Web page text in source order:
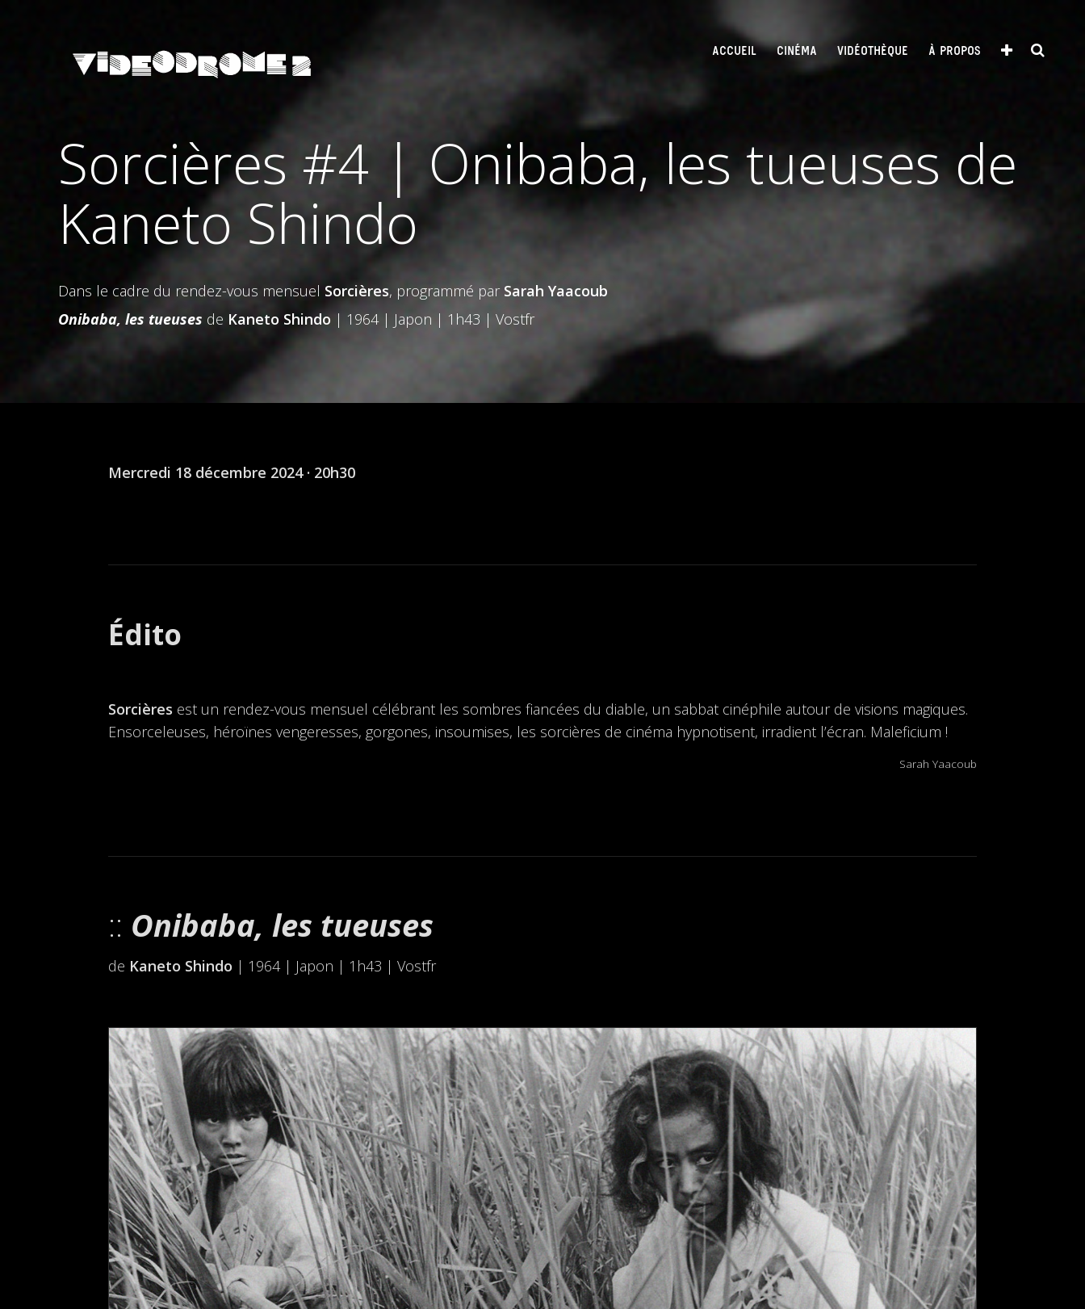
ACCUEIL CINÉMA VIDÉOTHÈQUE À PROPOS
Sorcières #4 | Onibaba, les tueuses de
Kaneto Shindo
Dans le cadre du rendez-vous mensuel Sorcières, programmé par Sarah Yaacoub
Onibaba, les tueuses de Kaneto Shindo | 1964 | Japon | 1h43 | Vostfr
Mercredi 18 décembre 2024 · 20h30
Édito
Sorcières est un rendez-vous mensuel célébrant les sombres fiancées du diable, un sabbat cinéphile autour de visions magiques.
Ensorceleuses, héroïnes vengeresses, gorgones, insoumises, les sorcières de cinéma hypnotisent, irradient l’écran. Maleficium !
Sarah Yaacoub
Onibaba, les tueuses
de Kaneto Shindo | 1964 | Japon | 1h43 | Vostfr